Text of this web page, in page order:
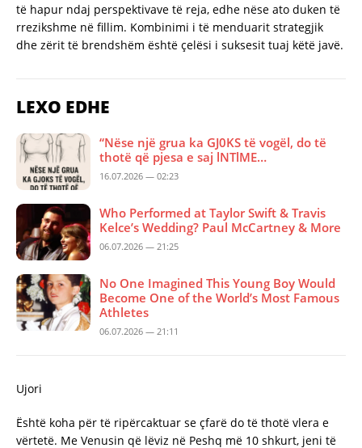
të hapur ndaj perspektivave të reja, edhe nëse ato duken të
rrezikshme në fillim. Kombinimi i të menduarit strategjik
dhe zërit të brendshëm është çelësi i suksesit tuaj këtë javë.
LEXO EDHE
“Nëse një grua ka GJ0KS të vogël, do të
thotë që pjesa e saj lNTlME…
16.07.2026 — 02:23
Who Performed at Taylor Swift & Travis
Kelce’s Wedding? Paul McCartney & More
06.07.2026 — 21:25
No One Imagined This Young Boy Would
Become One of the World’s Most Famous
Athletes
06.07.2026 — 21:11
Ujori
Është koha për të ripërcaktuar se çfarë do të thotë vlera e
vërtetë. Me Venusin që lëviz në Peshq më 10 shkurt, jeni të